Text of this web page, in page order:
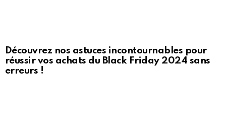
Découvrez nos astuces incontournables pour
réussir vos achats du Black Friday 2024 sans
erreurs !